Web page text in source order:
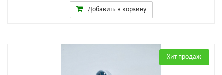
Добавить в корзину
Хит продаж